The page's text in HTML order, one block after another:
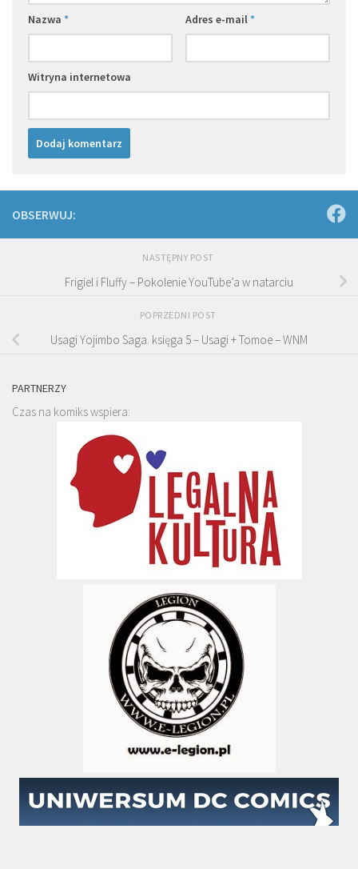
Nazwa * Adres e-mail *
Witryna internetowa
OBSERWUJ:
NASTĘPNY POST
Frigiel i Fluffy – Pokolenie YouTube’a w natarciu
POPRZEDNI POST
Usagi Yojimbo Saga. księga 5 – Usagi + Tomoe – WNM
PARTNERZY
Czas na komiks wspiera: